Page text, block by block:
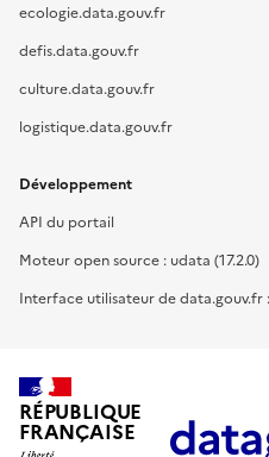
ecologie.data.gouv.fr
defis.data.gouv.fr
culture.data.gouv.fr
logistique.data.gouv.fr
Développement
API du portail
Moteur open source : udata (17.2.0)
Interface utilisateur de data.gouv.fr
RÉPUBLIQUE
FRANÇAISE